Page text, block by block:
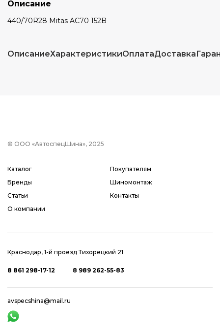
Описание
440/70R28 Mitas AC70 152B
ОписаниеХарактеристикиОплатаДоставка
© ООО «АвтоспецШина», 2025
Каталог
Бренды
Статьи
О компании
Покупателям
Шиномонтаж
Контакты
Краснодар, 1-й проезд Тихорецкий 21
8 861 298-17-12 8 989 262-55-83
avspecshina@mail.ru